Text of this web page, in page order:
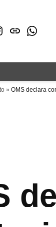
issuu
» OMS declara